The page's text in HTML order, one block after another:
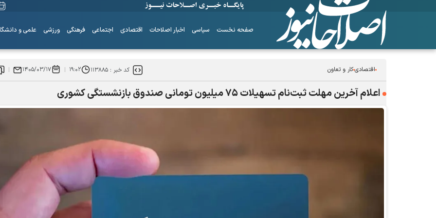
صفحه نخست سیاسی اخبار اصلاحات اقتصادی اجتماعی فرهنگی ورزشی علمی و
اقتصادیکار و تعاون کد خبر :۱۱۳۸۸۵ ۱۹:۰۲ ۱۴۰۵/۰۳/۱۷
اعلام آخرین مهلت ثبت‌نام تسهیلات ۷۵ میلیون تومانی صندوق بازنشستگی کشوری
ساز‌های همیشه ناکوک!